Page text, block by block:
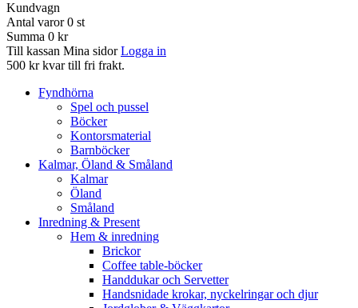
Kundvagn
Antal varor 0 st
Summa 0 kr
Till kassan Mina sidor Logga in
500 kr kvar till fri frakt.
Fyndhörna
Spel och pussel
Böcker
Kontorsmaterial
Barnböcker
Kalmar, Öland & Småland
Kalmar
Öland
Småland
Inredning & Present
Hem & inredning
Brickor
Coffee table-böcker
Handdukar och Servetter
Handsnidade krokar, nyckelringar och djur